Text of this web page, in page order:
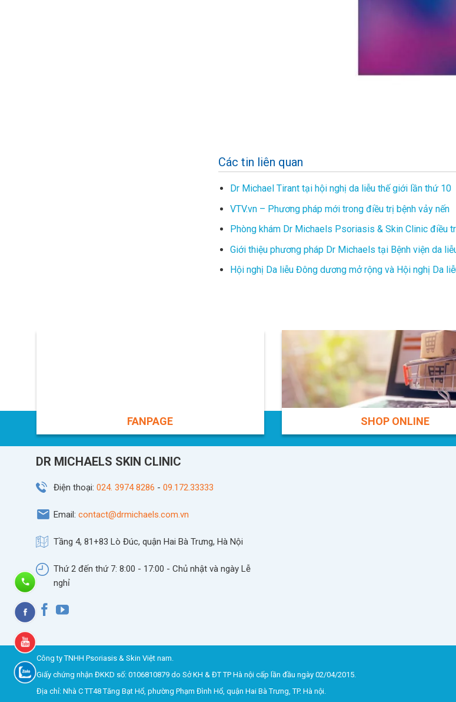
Các tin liên quan
Dr Michael Tirant tại hội nghị da liễu thế giới lần thứ 10
VTV.vn – Phương pháp mới trong điều trị bệnh vảy nến
Phòng khám Dr Michaels Psoriasis & Skin Clinic điều
Giới thiệu phương pháp Dr Michaels tại Bệnh viện da
Hội nghị Da liễu Đông dương mở rộng và Hội nghị Da
FANPAGE SHOP ONLINE
DR MICHAELS SKIN CLINIC
Điện thoại: 024. 3974 8286 - 09.172.33333
Email: contact@drmichaels.com.vn
Tầng 4, 81+83 Lò Đúc, quận Hai Bà Trưng, Hà Nội
Thứ 2 đến thứ 7: 8:00 - 17:00 - Chủ nhật và ngày Lễ
nghỉ
Công ty TNHH Psoriasis & Skin Việt nam.
Giấy chứng nhận ĐKKD số: 0106810879 do Sở KH & ĐT TP Hà nội cấp lần đầu ngày 02/04/2015.
Địa chỉ: Nhà C TT48 Tăng Bạt Hổ, phường Phạm Đình Hổ, quận Hai Bà Trưng, TP. Hà nội.